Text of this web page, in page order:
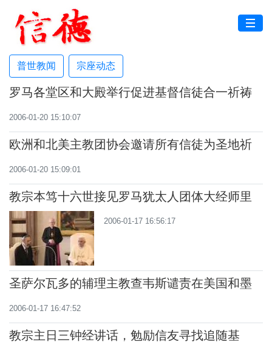
普世教闻 宗座动态
罗马各堂区和大殿举行促进基督信徒合一祈祷
2006-01-20 15:10:07
欧洲和北美主教团协会邀请所有信徒为圣地祈
2006-01-20 15:09:01
教宗本笃十六世接见罗马犹太人团体大经师里
卡尔多·迪塞尼
2006-01-17 16:56:17
圣萨尔瓦多的辅理主教查韦斯谴责在美国和墨
2006-01-17 16:47:52
教宗主日三钟经讲话，勉励信友寻找追随基